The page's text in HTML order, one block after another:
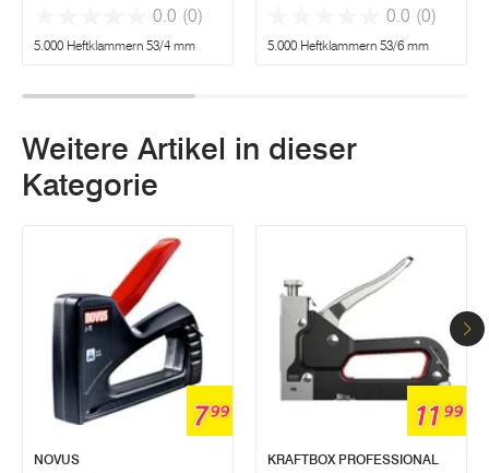
0.0 (0)
5.000 Heftklammern 53/4 mm
0.0 (0)
5.000 Heftklammern 53/6 mm
Weitere Artikel in dieser
Kategorie
799
NOVUS
1199
KRAFTBOX PROFESSIONAL